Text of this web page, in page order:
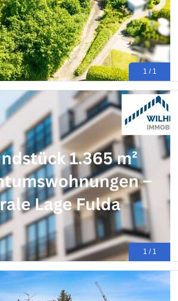
1 / 1
1 / 1